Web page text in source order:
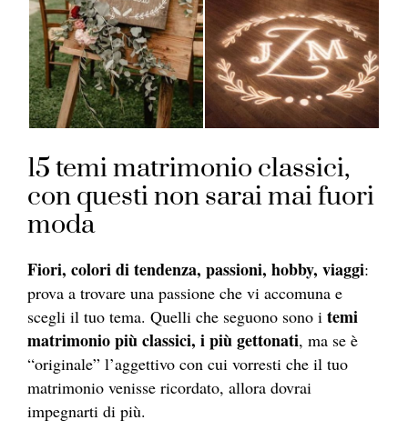
15 temi matrimonio classici,
con questi non sarai mai fuori
moda
Fiori, colori di tendenza, passioni, hobby, viaggi:
prova a trovare una passione che vi accomuna e
scegli il tuo tema. Quelli che seguono sono i temi
matrimonio più classici, i più gettonati, ma se è
“originale” l’aggettivo con cui vorresti che il tuo
matrimonio venisse ricordato, allora dovrai
impegnarti di più.